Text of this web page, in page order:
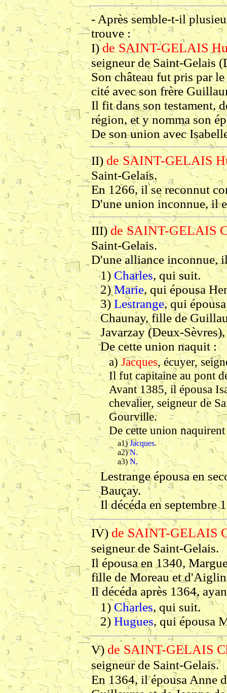
- Après semble-t-il
trouve :
I)de SAINT-GELAIS
seigneur de Saint-Gelais
Son château fut pris par
cité avec son frère
Il fit dans son testament,
région, et y nomma son
De son union avec
II) de SAINT-GELAIS
Saint-Gelais.
En 1266, il se reconnut
D'une union inconnue, il
III)de SAINT-GELAIS
Saint-Gelais.
D'une alliance inconnue,
1) Charles, qui suit.
2)Marie, qui épousa
3) Lestrange, qui
Chaunay, fille de
Javarzay (Deux-
De cette union naquit :
a) Jacques, écuyer,
Il fut capitaine au pont
Avant 1385, il épousa
chevalier, seigneur de
Gourville.
De cette union
a1)Jacques.
a2)N.
a3) N.
Lestrange épousa en
Bauçay.
Il décéda en septembre
IV)de SAINT-GELAIS
seigneur de Saint-Gelais.
Il épousa en 1340,
fille de Moreau et
Il décéda après 1364,
1) Charles, qui suit.
2) Hugues, qui épousa
V) de SAINT-GELAIS
seigneur de Saint-Gelais.
En 1364, il épousa Anne